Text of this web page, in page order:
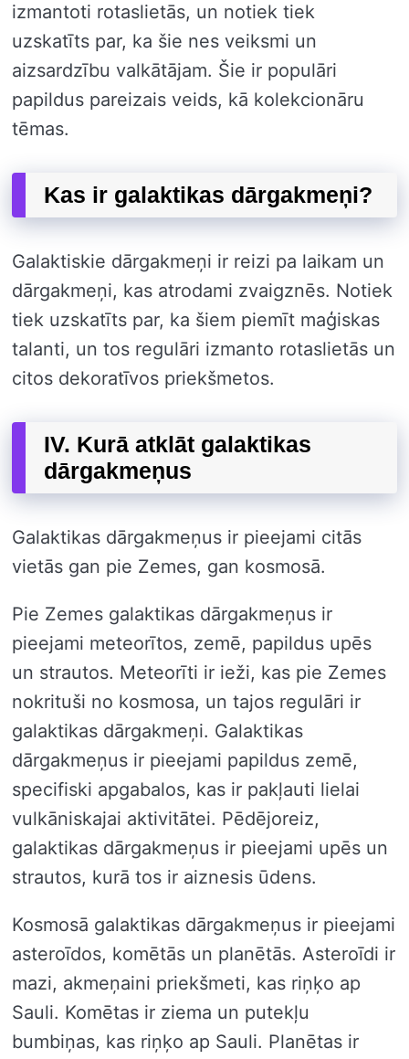
izmantoti rotaslietās, un notiek tiek
uzskatīts par, ka šie nes veiksmi un
aizsardzību valkātājam. Šie ir populāri
papildus pareizais veids, kā kolekcionāru
tēmas.
Kas ir galaktikas dārgakmeņi?
Galaktiskie dārgakmeņi ir reizi pa laikam un
dārgakmeņi, kas atrodami zvaigznēs. Notiek
tiek uzskatīts par, ka šiem piemīt maģiskas
talanti, un tos regulāri izmanto rotaslietās un
citos dekoratīvos priekšmetos.
IV. Kurā atklāt galaktikas
dārgakmeņus
Galaktikas dārgakmeņus ir pieejami citās
vietās gan pie Zemes, gan kosmosā.
Pie Zemes galaktikas dārgakmeņus ir
pieejami meteorītos, zemē, papildus upēs
un strautos. Meteorīti ir ieži, kas pie Zemes
nokrituši no kosmosa, un tajos regulāri ir
galaktikas dārgakmeņi. Galaktikas
dārgakmeņus ir pieejami papildus zemē,
specifiski apgabalos, kas ir pakļauti lielai
vulkāniskajai aktivitātei. Pēdējoreiz,
galaktikas dārgakmeņus ir pieejami upēs un
strautos, kurā tos ir aiznesis ūdens.
Kosmosā galaktikas dārgakmeņus ir pieejami
asteroīdos, komētās un planētās. Asteroīdi ir
mazi, akmeņaini priekšmeti, kas riņķo ap
Sauli. Komētas ir ziema un putekļu
bumbiņas, kas riņķo ap Sauli. Planētas ir